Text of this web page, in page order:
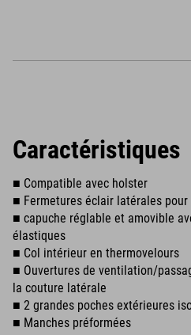
Caractéristiques
■ Compatible avec holster
■ Fermetures éclair latérales pour
■ capuche réglable et amovible
élastiques
■ Col intérieur en thermovelours
■ Ouvertures de ventilation/
la couture latérale
■ 2 grandes poches extérieures
■ Manches préformées